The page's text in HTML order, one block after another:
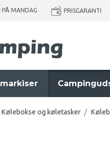
PÅ MANDAG PRISGARANTI
Kølebokse og køletasker /